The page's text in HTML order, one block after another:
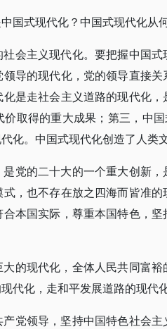
国式现代化？中国式现代化从
会主义现代化。要把握中国
导的现代化，党的领导直接
是走社会主义道路的现代化
取得的重大成果；第三，中国
化。中国式现代化创造了人类文
党的二十大的一个重大创新
，也不存在放之四海而皆准
本国实际，尊重本国特色，
的现代化，全体人民共同富
代化，走和平发展道路的现代化
党领导，坚持中国特色社会